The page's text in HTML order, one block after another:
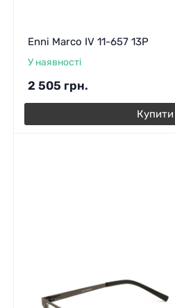
Enni Marco IV 11-657 13P
У наявності
2 505 грн.
Купити